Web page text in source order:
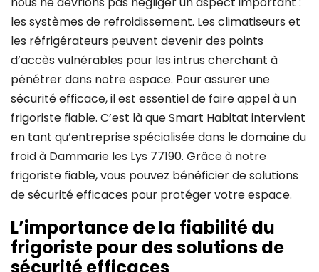
les systèmes de refroidissement. Les climatiseurs et
les réfrigérateurs peuvent devenir des points
d’accès vulnérables pour les intrus cherchant à
pénétrer dans notre espace. Pour assurer une
sécurité efficace, il est essentiel de faire appel à un
frigoriste fiable. C’est là que Smart Habitat intervient
en tant qu’entreprise spécialisée dans le domaine du
froid à Dammarie les Lys 77190. Grâce à notre
frigoriste fiable, vous pouvez bénéficier de solutions
de sécurité efficaces pour protéger votre espace.
L’importance de la fiabilité du
frigoriste pour des solutions de